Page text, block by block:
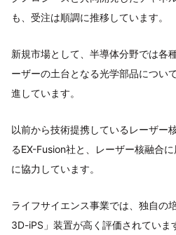
も、受注は順調に推移しています。
新規市場として、半導体分野では各
ーザーの土台となる光学部品につい
進しています。
以前から技術提携しているレーザー
るEX-Fusion社と、レーザー核融合
に協力しています。
ライフサイエンス事業では、独自の
3D-iPS」装置が高く評価されていま